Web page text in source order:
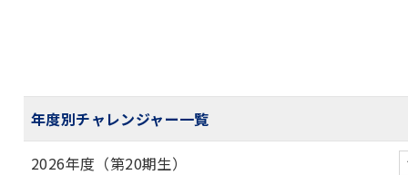
年度別チャレンジャー一覧
2026年度（第20期生）